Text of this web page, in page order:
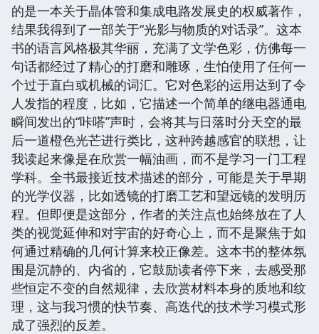
的是一本关于晶体管和集成电路发展史的权威著作，
结果我得到了一部关于“光影与物质的对话录”。这本
书的语言风格极其华丽，充满了文学色彩，仿佛每一
句话都经过了精心的打磨和雕琢，生怕使用了任何一
个过于直白或机械的词汇。它对色彩的运用达到了令
人发指的程度，比如，它描述一个简单的继电器通电
瞬间发出的“咔嗒”声时，会将其与日落时分天空的最
后一道橙色光芒进行类比，这种跨越感官的联想，让
我读起来像是在欣赏一幅油画，而不是学习一门工程
学科。全书最接近技术描述的部分，可能是关于早期
的光学仪器，比如透镜的打磨工艺和望远镜的发明历
程。但即便是这部分，作者的关注点也始终放在了人
类的视觉延伸和对宇宙的好奇心上，而不是聚焦于如
何通过精确的几何计算来校正像差。这本书的整体氛
围是沉静的、内省的，它鼓励读者停下来，去感受那
些恒定不变的自然规律，去欣赏材料本身的质地和纹
理，这与我习惯的快节奏、高迭代的技术学习模式形
成了强烈的反差。